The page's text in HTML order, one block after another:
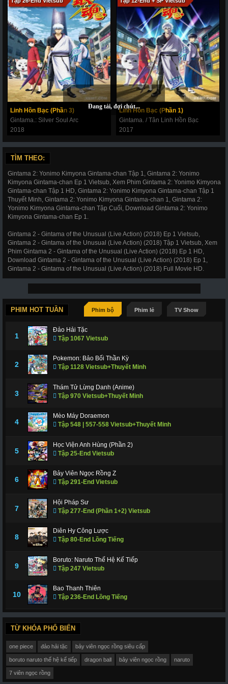
Linh Hồn Bạc (Phần 3)
Gintama.: Silver Soul Arc
2018
Linh Hồn Bạc (Phần 1)
Gintama. / Tân Linh Hồn Bạc
2017
TÌM THEO:
Gintama 2: Yonimo Kimyona Gintama-chan Tập 1, Gintama 2: Yonimo
Kimyona Gintama-chan Ep 1 Vietsub, Xem Phim Gintama 2: Yonimo Kimyona
Gintama-chan Tập 1 HD, Gintama 2: Yonimo Kimyona Gintama-chan Tập 1
Thuyết Minh, Gintama 2: Yonimo Kimyona Gintama-chan 1, Gintama 2:
Yonimo Kimyona Gintama-chan Tập Cuối, Download Gintama 2: Yonimo
Kimyona Gintama-chan Ep 1.
Gintama 2 - Gintama of the Unusual (Live Action) (2018) Ep 1 Vietsub,
Gintama 2 - Gintama of the Unusual (Live Action) (2018) Tập 1 Vietsub, Xem
Phim Gintama 2 - Gintama of the Unusual (Live Action) (2018) Ep 1 HD,
Download Gintama 2 - Gintama of the Unusual (Live Action) (2018) Ep 1,
Gintama 2 - Gintama of the Unusual (Live Action) (2018) Full Movie HD.
PHIM HOT TUẦN Phim bộ Phim lẻ TV Show
1
Đảo Hải Tặc
Tập 1067 Vietsub
2
Pokemon: Bảo Bối Thần Kỳ
Tập 1128 Vietsub+Thuyết Minh
3
Thám Tử Lừng Danh (Anime)
Tập 970 Vietsub+Thuyết Minh
4
Mèo Máy Doraemon
Tập 548 | 557-558 Vietsub+Thuyết Minh
5
Học Viện Anh Hùng (Phần 2)
Tập 25-End Vietsub
6
Bảy Viên Ngọc Rồng Z
Tập 291-End Vietsub
7
Hội Pháp Sư
Tập 277-End (Phần 1+2) Vietsub
8
Diên Hy Công Lược
Tập 80-End Lồng Tiếng
9
Boruto: Naruto Thế Hệ Kế Tiếp
Tập 247 Vietsub
10
Bao Thanh Thiên
Tập 236-End Lồng Tiếng
TỪ KHÓA PHỔ BIẾN
one piece đảo hải tặc bảy viên ngọc rồng siêu cấp
boruto naruto thế hệ kế tiếp dragon ball bảy viên ngọc rồng naruto
7 viên ngọc rồng